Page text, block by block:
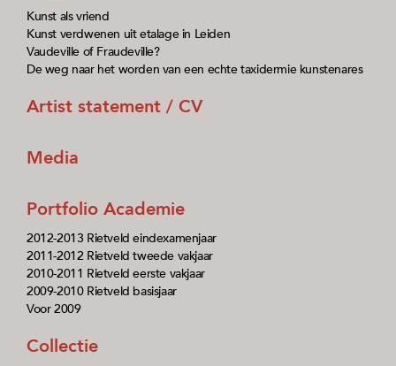
Kunst als vriend
Kunst verdwenen uit etalage in Leiden
Vaudeville of Fraudeville?
De weg naar het worden van een echte taxidermie kunstenares
Artist statement / CV
Media
Portfolio Academie
2012-2013 Rietveld eindexamenjaar
2011-2012 Rietveld tweede vakjaar
2010-2011 Rietveld eerste vakjaar
2009-2010 Rietveld basisjaar
Voor 2009
Collectie